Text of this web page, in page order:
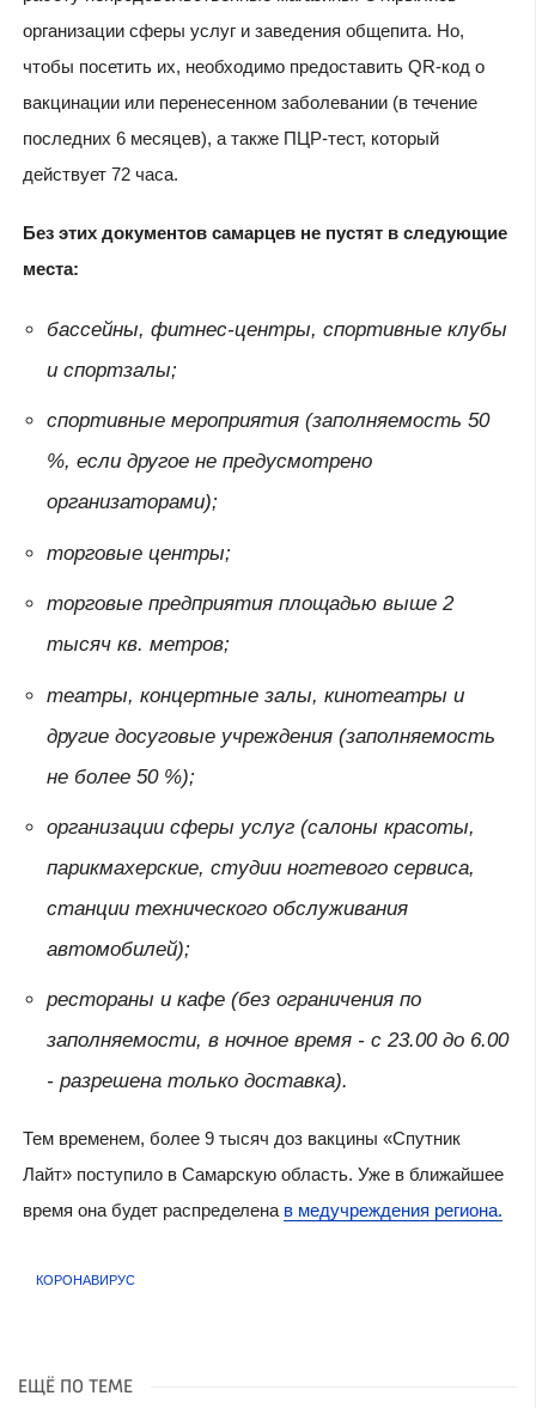
организации сферы услуг и заведения общепита. Но,
чтобы посетить их, необходимо предоставить QR-код о
вакцинации или перенесенном заболевании (в течение
последних 6 месяцев), а также ПЦР-тест, который
действует 72 часа.
Без этих документов самарцев не пустят в следующие
места:
бассейны, фитнес-центры, спортивные клубы
и спортзалы;
спортивные мероприятия (заполняемость 50
%, если другое не предусмотрено
организаторами);
торговые центры;
торговые предприятия площадью выше 2
тысяч кв. метров;
театры, концертные залы, кинотеатры и
другие досуговые учреждения (заполняемость
не более 50 %);
организации сферы услуг (салоны красоты,
парикмахерские, студии ногтевого сервиса,
станции технического обслуживания
автомобилей);
рестораны и кафе (без ограничения по
заполняемости, в ночное время - с 23.00 до 6.00
- разрешена только доставка).
Тем временем, более 9 тысяч доз вакцины «Спутник
Лайт» поступило в Самарскую область. Уже в ближайшее
время она будет распределена в медучреждения региона.
КОРОНАВИРУС
ЕЩЁ ПО ТЕМЕ